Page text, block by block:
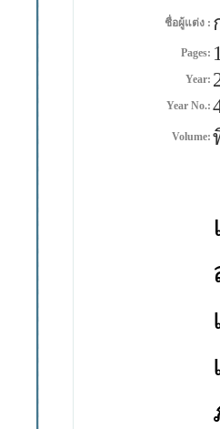
ชื่อผู้แต่ง :
Pages:
Year:
Year No.:
Volume: